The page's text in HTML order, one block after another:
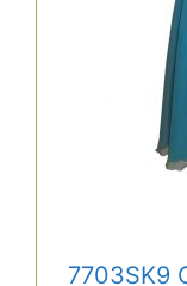
7703SK9